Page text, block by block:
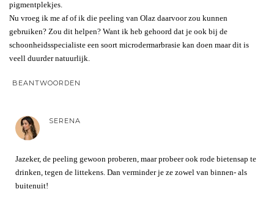
pigmentplekjes.
Nu vroeg ik me af of ik die peeling van Olaz daarvoor zou kunnen
gebruiken? Zou dit helpen? Want ik heb gehoord dat je ook bij de
schoonheidsspecialiste een soort microdermarbrasie kan doen maar dit is
veell duurder natuurlijk.
BEANTWOORDEN
SERENA
Jazeker, de peeling gewoon proberen, maar probeer ook rode bietensap te
drinken, tegen de littekens. Dan verminder je ze zowel van binnen- als
buitenuit!